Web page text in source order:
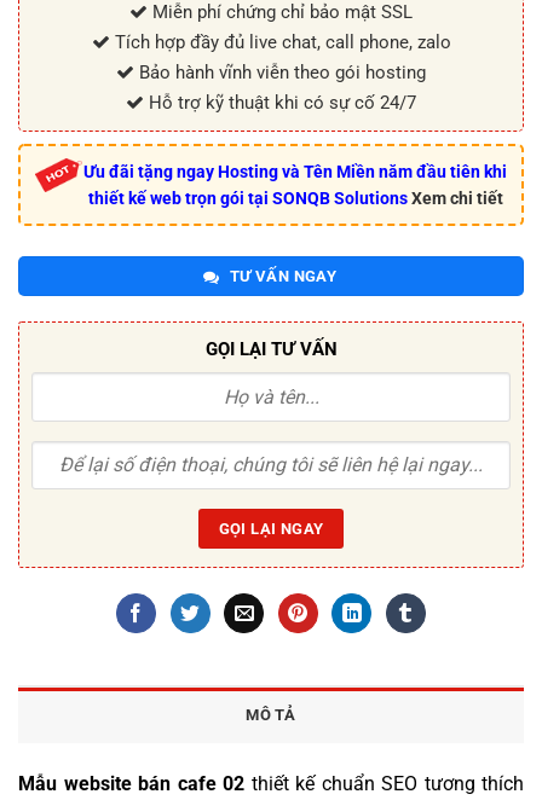
Miễn phí chứng chỉ bảo mật SSL
Tích hợp đầy đủ live chat, call phone, zalo
Bảo hành vĩnh viễn theo gói hosting
Hỗ trợ kỹ thuật khi có sự cố 24/7
Ưu đãi tặng ngay Hosting và Tên Miền năm đầu tiên khi
thiết kế web trọn gói tại SONQB SolutionsXem chi tiết
TƯ VẤN NGAY
GỌI LẠI TƯ VẤN
MÔ TẢ
Mẫu website bán cafe 02 thiết kế chuẩn SEO tương thích